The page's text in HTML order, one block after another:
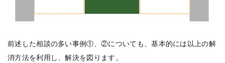
前述した相談の多い事例①、②についても、基本的には以上の解
消方法を利用し、解決を図ります。